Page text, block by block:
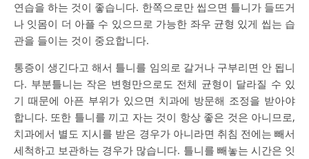
연습을 하는 것이 좋습니다. 한쪽으로만 씹으면 틀니가 들뜨거
나 잇몸이 더 아플 수 있으므로 가능한 좌우 균형 있게 씹는 습
관을 들이는 것이 중요합니다.
통증이 생긴다고 해서 틀니를 임의로 갈거나 구부리면 안 됩니
다. 부분틀니는 작은 변형만으로도 전체 균형이 달라질 수 있
기 때문에 아픈 부위가 있으면 치과에 방문해 조정을 받아야
합니다. 또한 틀니를 끼고 자는 것이 항상 좋은 것은 아니므로,
치과에서 별도 지시를 받은 경우가 아니라면 취침 전에는 빼서
세척하고 보관하는 경우가 많습니다. 틀니를 빼놓는 시간은 잇